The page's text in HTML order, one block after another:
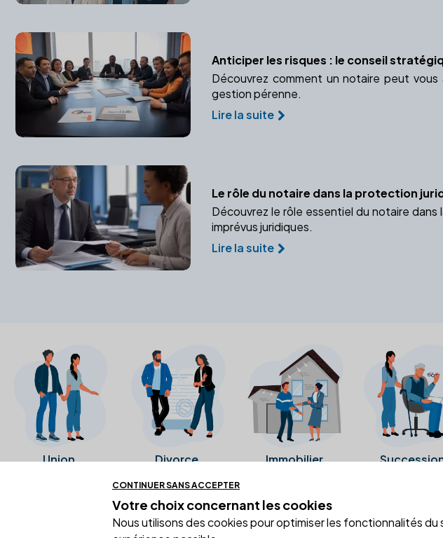
Anticiper les risques : le conseil
Découvrez comment un notaire peut
gestion pérenne.
Lire la suite
Le rôle du notaire dans la protection
Découvrez le rôle essentiel du notaire
imprévus juridiques.
Lire la suite
Union Divorce Immobilier
Ces avis proviennent directement de la fiche Google
CONTINUER SANS ACCEPTER
Votre choix concernant les cookies
Nous utilisons des cookies pour optimiser les fonctionnalités du